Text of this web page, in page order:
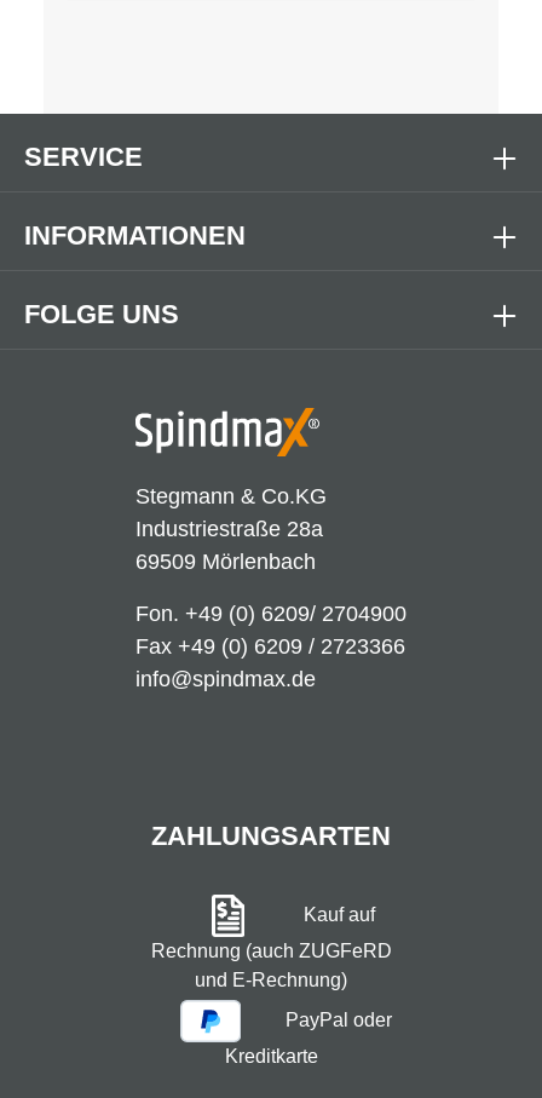
Stegmann & Co.KG
Industriestraße 28a
69509 Mörlenbach
Fon. +49 (0) 6209/ 2704900
Fax +49 (0) 6209 / 2723366
info@spindmax.de
FOLGE UNS
SERVICE
INFORMATIONEN
ZAHLUNGSARTEN
Kauf auf
Rechnung (auch ZUGFeRD
und E-Rechnung)
PayPal oder
Kreditkarte